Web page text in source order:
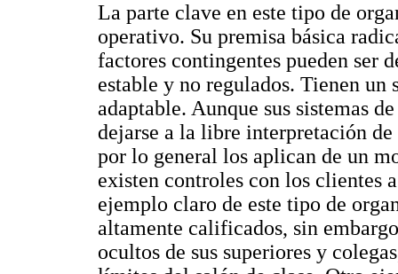
La parte clave en este tipo de
operativo. Su premisa básica
factores contingentes pueden ser
estable y no regulados. Tienen
adaptable. Aunque sus sistemas
dejarse a la libre interpretación
por lo general los aplican de un
existen controles con los clientes
ejemplo claro de este tipo de
altamente calificados, sin
ocultos de sus superiores y